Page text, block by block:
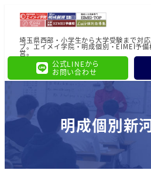
埼玉県西部・小学生から大学受験まで対
プ。エイメイ学院・明成個別・EIMEI予
営。
公式LINEから
お問い合わせ
明成個別新